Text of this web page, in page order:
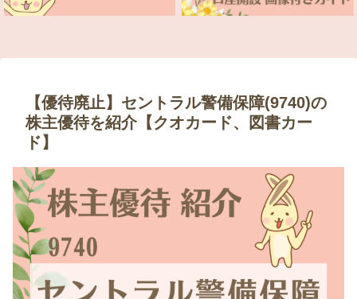
【優待廃止】セントラル警備保障(9740)の
株主優待を紹介【クオカード、図書カー
ド】